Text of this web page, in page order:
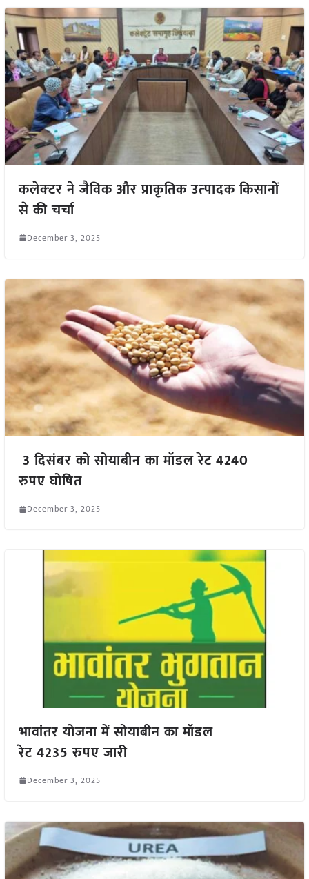
कलेक्‍टर ने जैविक और प्राकृतिक उत्‍पादक किसानों
से की चर्चा
December 3, 2025
3 दिसंबर को सोयाबीन का मॉडल रेट 4240
रुपए घोषित
December 3, 2025
भावांतर योजना में सोयाबीन का मॉडल
रेट 4235 रुपए जारी
December 3, 2025